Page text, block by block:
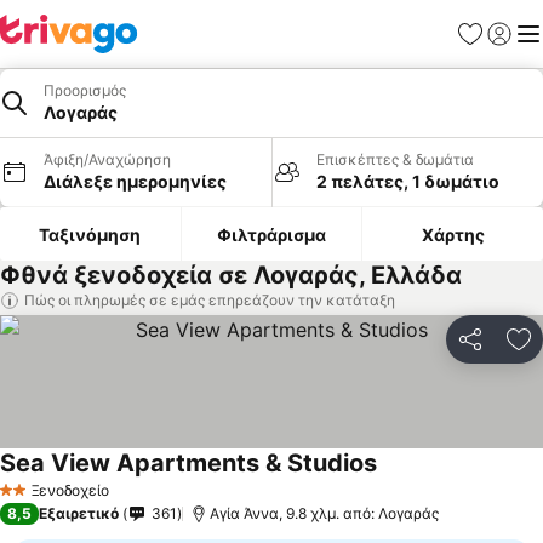
Προορισμός
Λογαράς
Άφιξη/Αναχώρηση
Διάλεξε ημερομηνίες
Επισκέπτες & δωμάτια
2 πελάτες, 1 δωμάτιο
Ταξινόμηση Φιλτράρισμα Χάρτης
Φθνά ξενοδοχεία σε Λογαράς, Ελλάδα
Πώς οι πληρωμές σε εμάς επηρεάζουν την κατάταξη
2 ΑστέριαΞενοδοχείο
Sea View Apartments & Studios
8,5 Εξαιρετικό 361 Αγία Άννα, 9.8 χλμ. από: Λογαράς